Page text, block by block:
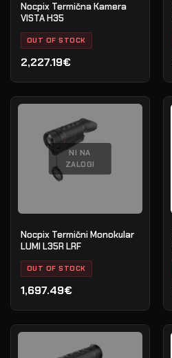
Nocpix Termična Kamera
VISTA H35
OUT OF STOCK
2,227.19€
NI NA
ZALOGI
Nocpix Termični Monokular
LUMI L35R LRF
OUT OF STOCK
1,697.49€